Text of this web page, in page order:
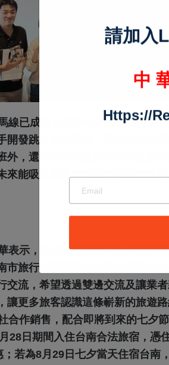
已成為台南特色跳島旅遊路線之
發跳島旅遊航線，讓旅客有多元
外，還有從將軍漁港出發前往澎湖
來能吸引更多年輕族群與國際旅
示，為擴大推廣跳島旅遊與安
旅行商業同業公會及詠傑海運合
交流，希望透過雙邊交流及讓業
讓更多旅客認識這條嶄新的旅遊
合作銷售，配合即將到來的七夕
28日期間入住台南合法旅宿，憑
若為8月29日七夕當天住宿台南
請加入
中
Https://